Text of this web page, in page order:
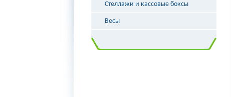
Стеллажи и кассовые боксы
Весы